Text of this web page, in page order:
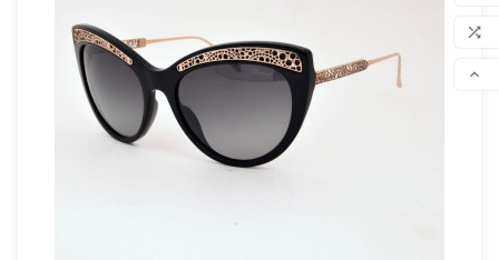

